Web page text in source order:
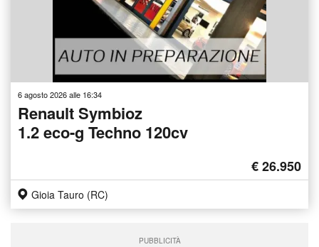
6 agosto 2026 alle 16:34
Renault Symbioz
1.2 eco-g Techno 120cv
€ 26.950
Gioia Tauro (RC)
PUBBLICITÀ